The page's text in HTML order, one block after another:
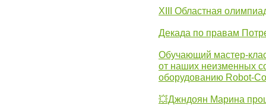
XIII Областная
Декада по правам
Обучающий мастер-
от наших неизменных
оборудованию Robot-
💥Джндоян Марина